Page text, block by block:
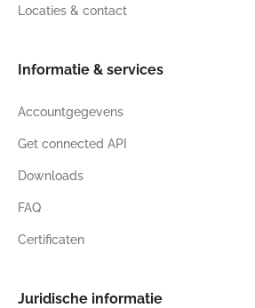
Locaties & contact
Informatie & services
Accountgegevens
Get connected API
Downloads
FAQ
Certificaten
Juridische informatie